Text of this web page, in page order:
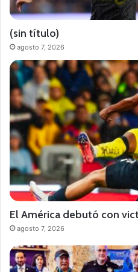
(sin título)
agosto 7, 2026
El América debutó con
agosto 7, 2026